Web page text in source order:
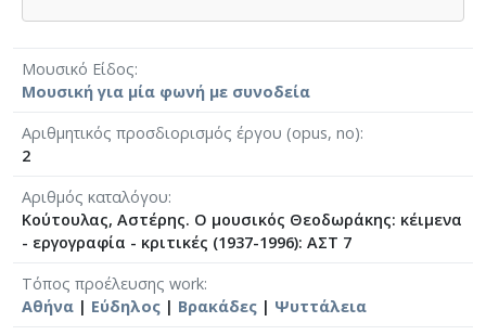
Μουσικό Είδος
Μουσική για μία φωνή με συνοδεία
Αριθμητικός προσδιορισμός έργου (opus, no)
2
Αριθμός καταλόγου
Κούτουλας, Αστέρης. Ο μουσικός Θεοδωράκης: κέιμενα
- εργογραφία - κριτικές (1937-1996): ΑΣΤ 7
Τόπος προέλευσης work
Αθήνα | Εύδηλος | Βρακάδες | Ψυττάλεια